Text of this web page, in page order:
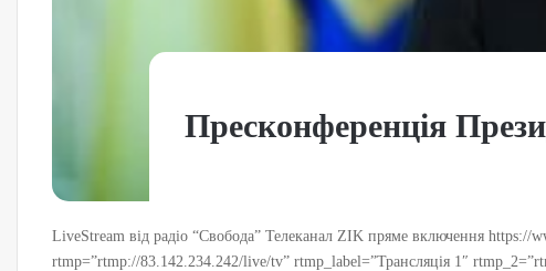
Пресконференція
LiveStream від радіо “Свобода” Телеканал ZIK пряме включення
rtmp=”rtmp://83.142.234.242/live/tv” rtmp_label=”Трансляція 1″